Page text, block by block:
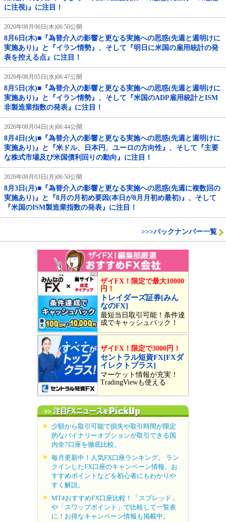
に注視)』に注目！
2026年08月06日(木)06:50公開
8月6日(木)■『為替介入の影響と更なる実施への思惑(先週と週明けに
実施あり)』と『イラン情勢』、そして『明日に米国の雇用統計の発
表を控える点』に注目！
2026年08月05日(水)06:47公開
8月5日(水)■『為替介入の影響と更なる実施への思惑(先週と週明けに
実施あり)』と『イラン情勢』、そして『米国のADP雇用統計とISM
非製造業指数の発表』に注目！
2026年08月04日(火)06:44公開
8月4日(火)■『為替介入の影響と更なる実施への思惑(先週と週明けに
実施あり)』と『米ドル、日本円、ユーロの方向性』、そして『主要
な株式市場及び米国債利回りの動向』に注目！
2026年08月03日(月)06:50公開
8月3日(月)■『為替介入の影響と更なる実施への思惑(先週に複数回の
実施あり)』と『8月の月初め要因(本日が8月月初め最初)』、そして
『米国のISM製造業指数の発表』に注目！
>>>バックナンバー一覧
ザイFX！限定で最大10000
円！
トレイダーズ証券[みん
なのFX]
最短当日取引可能！条件達
成でキャッシュバック！
ザイFX！限定で3000円！
セントラル短資FX[FXダ
イレクトプラス]
マーケット情報が充実！
TradingViewも使える
少額から取引可能で損失や取引時間が限定
的なバイナリーオプションが取引できる国
内全7口座を徹底比較。
毎月更新中！人気FX口座ランキング。 ラン
クインしたFX口座のキャンペーン情報、お
すすめポイントなどを初心者にもわかりや
すく解説。
MT4おすすめFX口座比較！「スプレッド」
や「スワップポイント」で比較して一覧表
に！お得なキャンペーン情報も掲載中。